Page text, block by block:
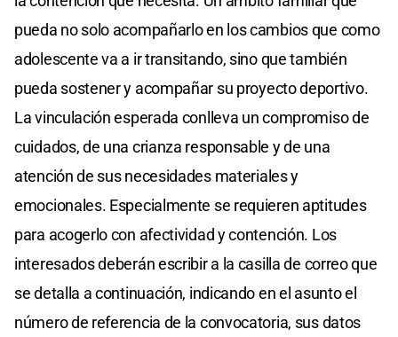
pueda no solo acompañarlo en los cambios que como
adolescente va a ir transitando, sino que también
pueda sostener y acompañar su proyecto deportivo.
La vinculación esperada conlleva un compromiso de
cuidados, de una crianza responsable y de una
atención de sus necesidades materiales y
emocionales. Especialmente se requieren aptitudes
para acogerlo con afectividad y contención. Los
interesados deberán escribir a la casilla de correo que
se detalla a continuación, indicando en el asunto el
número de referencia de la convocatoria, sus datos